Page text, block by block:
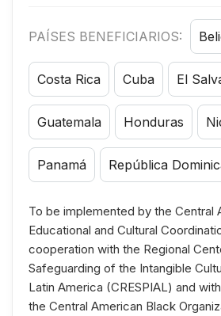
PAÍSES BENEFICIARIOS:
Costa Rica Cuba El
Guatemala Honduras
Panamá República
To be implemented by the Central
Educational and Cultural
cooperation with the Regional
Safeguarding of the Intangible
Latin America (CRESPIAL) and
the Central American Black